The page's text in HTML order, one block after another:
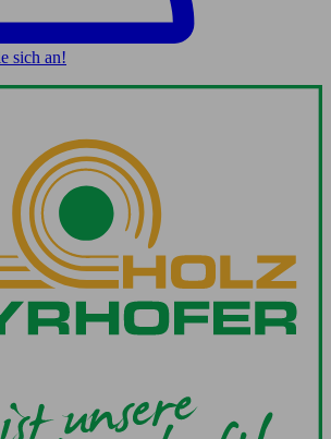
sich an!